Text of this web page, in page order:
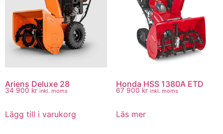
Ariens Deluxe 28
34 900 kr inkl. moms
Lägg till i varukorg
Honda HSS 1380A ETD
67 900 kr inkl. moms
Läs mer